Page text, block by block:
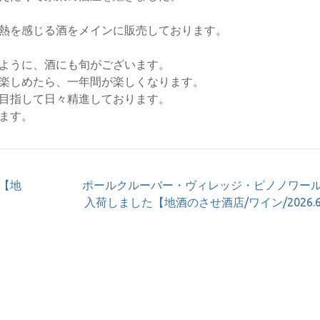
を感じる酒をメインに販売しております。
うに、酒にも旬がございます。
しめたら、一年間が楽しくなります。
指して日々精進しております。
す。
地
ポールクルーバー・ヴィレッジ・ピノノワー
入荷しました【地酒のさせ酒店/ワイン/